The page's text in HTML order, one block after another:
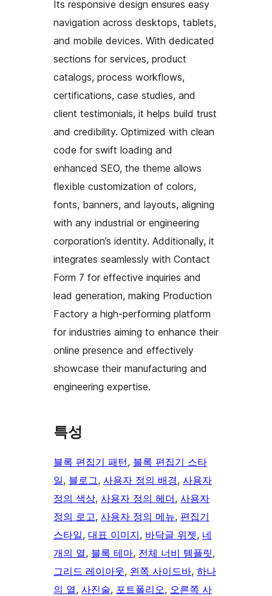
Its responsive design ensures easy
navigation across desktops, tablets,
and mobile devices. With dedicated
sections for services, product
catalogs, process workflows,
certifications, case studies, and
client testimonials, it helps build trust
and credibility. Optimized with clean
code for swift loading and
enhanced SEO, the theme allows
flexible customization of colors,
fonts, banners, and layouts, aligning
with any industrial or engineering
corporation’s identity. Additionally, it
integrates seamlessly with Contact
Form 7 for effective inquiries and
lead generation, making Production
Factory a high-performing platform
for industries aiming to enhance their
online presence and effectively
showcase their manufacturing and
engineering expertise.
특성
블록 편집기 패턴, 블록 편집기 스타
일, 블로그, 사용자 정의 배경, 사용자
정의 색상, 사용자 정의 헤더, 사용자
정의 로고, 사용자 정의 메뉴, 편집기
스타일, 대표 이미지, 바닥글 위젯, 네
개의 열, 블록 테마, 전체 너비 템플릿
그리드 레이아웃, 왼쪽 사이드바, 하나
의 열, 사진술, 포트폴리오, 오른쪽 사